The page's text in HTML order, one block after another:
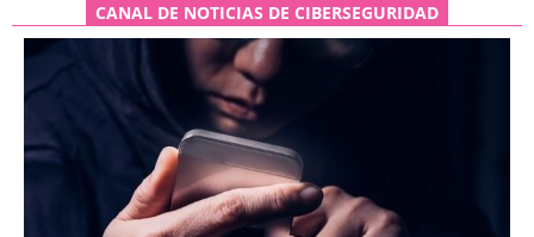
CANAL DE NOTICIAS DE CIBERSEGURIDAD